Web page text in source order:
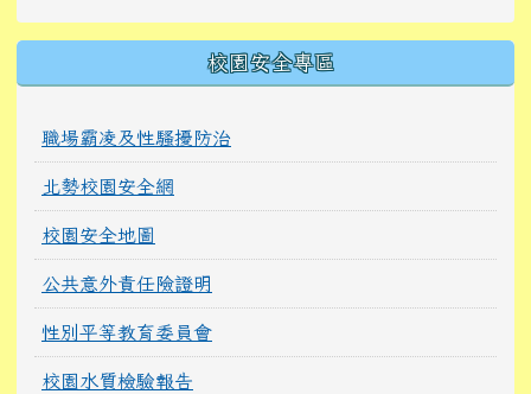
校園安全專區
職場霸凌及性騷擾防治
北勢校園安全網
校園安全地圖
公共意外責任險證明
性別平等教育委員會
校園水質檢驗報告